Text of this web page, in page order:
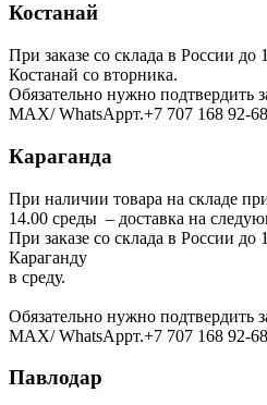
Костанай
При заказе со склада в России
Костанай со вторника.
Обязательно нужно подтвердить
МАХ/ WhatsAppт.+7 707 168 92-68
Караганда
При наличии товара на складе
14.00 среды – доставка на
При заказе со склада в России до
Караганду
в среду.
Обязательно нужно подтвердить
МАХ/ WhatsAppт.+7 707 168 92-68
Павлодар